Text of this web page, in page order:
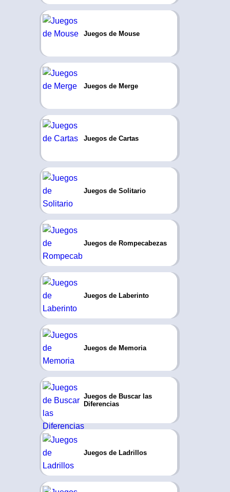
Juegos de Mouse
Juegos de Merge
Juegos de Cartas
Juegos de Solitario
Juegos de Rompecabezas
Juegos de Laberinto
Juegos de Memoria
Juegos de Buscar las
Diferencias
Juegos de Ladrillos